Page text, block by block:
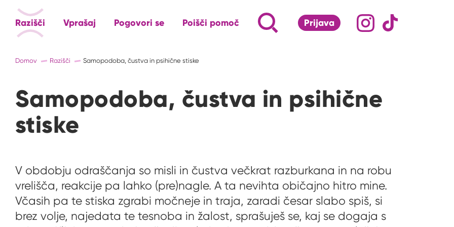
Razišči Vprašaj Pogovori se Poišči pomoč
Iskalnik za iskanje po strani
Napiši, kaj te zanima ...
S klikom na lupo odpri iskalnik
Prijava
Družabna omrežja
Domov Razišči Samopodoba, čustva in psihične stiske
Samopodoba, čustva in psihične
stiske
V obdobju odraščanja so misli in čustva večkrat razburkana in na robu
vrelišča, reakcije pa lahko (pre)nagle. A ta nevihta običajno hitro mine.
Včasih pa te stiska zgrabi močneje in traja, zaradi česar slabo spiš, si
brez volje, najedata te tesnoba in žalost, sprašuješ se, kaj se dogaja s